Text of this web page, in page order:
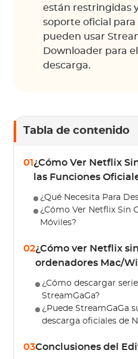
están restringidas
soporte oficial para
pueden usar
Downloader para
descarga.
Tabla de contenido
01 ¿Cómo Ver Netflix
las Funciones
¿Qué Necesita Para
¿Cómo Ver Netflix Sin
Móviles?
02¿Cómo ver Netflix
ordenadores Mac/
¿Cómo descargar
StreamGaGa?
¿Puede StreamGaGa
descarga oficiales de
03Conclusiones del